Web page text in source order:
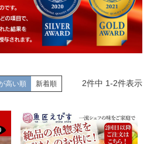
高い順 新着順 2件中 1-2件表示